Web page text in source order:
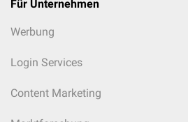
Für Unternehmen
Werbung
Login Services
Content Marketing